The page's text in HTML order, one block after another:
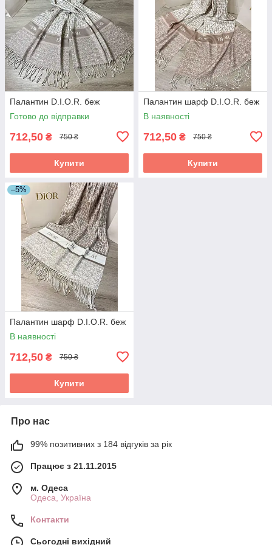
Палантин D.I.O.R. беж
Готово до відправки
712,50 ₴ 750 ₴
Купити
Палантин шарф D.I.O.R. беж
В наявності
712,50 ₴ 750 ₴
Купити
–5%
Палантин шарф D.I.O.R. беж
В наявності
712,50 ₴ 750 ₴
Купити
Про нас
99% позитивних з 184 відгуків за рік
Працює з 21.11.2015
м. Одеса
Одеса, Україна
Контакти
Сьогодні вихідний